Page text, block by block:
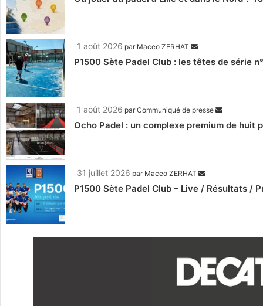
1 août 2026 par Maceo ZERHAT
P1500 Sète Padel Club : les têtes de série
1 août 2026 parCommuniqué de presse
Ocho Padel : un complexe premium de
31 juillet 2026 par Maceo ZERHAT
P1500 Sète Padel Club – Live / Résultats /